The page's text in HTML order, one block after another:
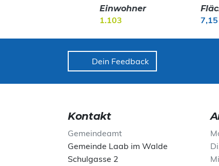
Einwohner
1.103
Dein Feedback
Kontakt
Gemeindeamt
Gemeinde Laab im Walde
Schulgasse 2
Di
Mi